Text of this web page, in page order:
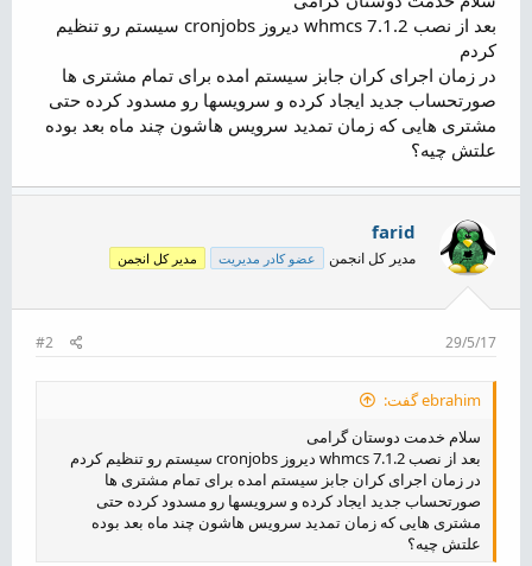
ض
و
ع
بعد از نصب whmcs 7.1.2 دیروز cronjobs سیستم رو تنظیم
کردم
در زمان اجرای کران جابز سیستم امده برای تمام مشتری ها
صورتحساب جدید ایجاد کرده و سرویسها رو مسدود کرده حتی
مشتری هایی که زمان تمدید سرویس هاشون چند ماه بعد بوده
علتش چیه؟
farid
مدیر کل انجمن عضو کادر مدیریت مدیر کل انجمن
29/5/17
#2
ebrahim گفت:
سلام خدمت دوستان گرامی
بعد از نصب whmcs 7.1.2 دیروز cronjobs سیستم رو تنظیم کردم
در زمان اجرای کران جابز سیستم امده برای تمام مشتری ها
صورتحساب جدید ایجاد کرده و سرویسها رو مسدود کرده حتی
مشتری هایی که زمان تمدید سرویس هاشون چند ماه بعد بوده
علتش چیه؟